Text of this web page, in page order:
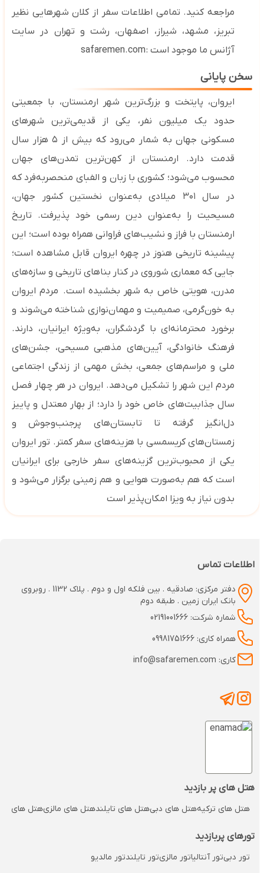
مراجعه کنید. تمامی اطلاعات سفر از کلان شهرهایی نظیر
تبریز، مشهد، شیراز، اصفهان، رشت و تهران در سایت
آژانس ما موجود است : safaremen.com
سخن پایانی
ایروان، پایتخت و بزرگ‌ترین شهر ارمنستان، با جمعیتی
حدود یک میلیون نفر، یکی از قدیمی‌ترین شهرهای
مسکونی جهان به شمار می‌رود که بیش از ۵هزار سال
قدمت دارد. ارمنستان از کهن‌ترین تمدن‌های جهان
محسوب می‌شود؛ کشوری با زبان و الفبای منحصربه‌فرد که
در سال ۳۰۱میلادی به‌عنوان نخستین کشور جهان،
مسیحیت را به‌عنوان دین رسمی خود پذیرفت. تاریخ
ارمنستان با فراز و نشیب‌های فراوانی همراه بوده است؛ این
پیشینه تاریخی هنوز در چهره ایروان قابل مشاهده است؛
جایی که معماری شوروی در کنار بناهای تاریخی و سازه‌های
مدرن، هویتی خاص به شهر بخشیده است.
مردم ایروان
به خون‌گرمی، صمیمیت و مهمان‌نوازی شناخته می‌شوند و
برخورد محترمانه‌ای با گردشگران، به‌ویژه ایرانیان، دارند.
فرهنگ خانوادگی، آیین‌های مذهبی مسیحی، جشن‌های
ملی و مراسم‌های جمعی، بخش مهمی از زندگی اجتماعی
مردم این شهر را تشکیل می‌دهد.ایروان در هر چهار فصل
سال جذابیت‌های خاص خود را دارد؛ از بهار معتدل و پاییز
دل‌انگیز گرفته تا تابستان‌های پرجنب‌وجوش و
زمستان‌های کریسمسی با هزینه‌های سفر کمتر. تور ایروان
یکی از محبوب‌ترین گزینه‌های سفر خارجی برای ایرانیان
است که هم به‌صورت هوایی و هم زمینی برگزار می‌شود و
بدون نیاز به ویزا امکان‌پذیر است
اطلاعات تماس
دفتر مرکزی: صادقیه . بین فلکه اول و دوم . پلاک 1132 . روبروی
بانک ایران زمین . طبقه دوم
شماره شرکت: 02191001666
همراه کاری: 09981751666
کاری: info@safaremen.com
هتل های پر بازدید
هتل های ترکیههتل های دبیهتل های تایلندهتل های مالزیهتل های
تورهای پربازدید
تور دبیتور آنتالیاتور مالزیتور تایلندتور مالدیو